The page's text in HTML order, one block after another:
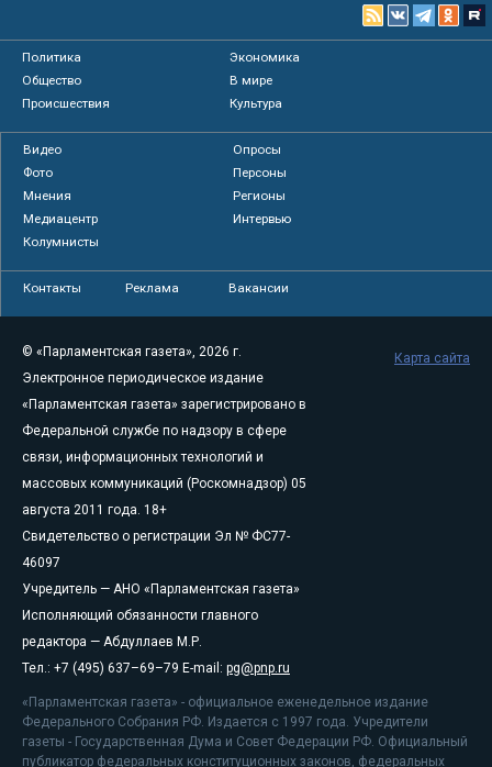
Политика
Экономика
Общество
В мире
Происшествия
Культура
Видео
Опросы
Фото
Персоны
Мнения
Регионы
Медиацентр
Интервью
Колумнисты
Контакты Реклама Вакансии
© «Парламентская газета», 2026 г.
Электронное периодическое издание
«Парламентская газета» зарегистрировано в
Федеральной службе по надзору в сфере
связи, информационных технологий и
массовых коммуникаций (Роскомнадзор) 05
августа 2011 года. 18+
Свидетельство о регистрации Эл № ФС77-
46097
Учредитель — АНО «Парламентская газета»
Исполняющий обязанности главного
редактора — Абдуллаев М.Р.
Тел.: +7 (495) 637–69–79 E-mail: pg@pnp.ru
«Парламентская газета» - официальное еженедельное издание
Федерального Собрания РФ. Издается с 1997 года. Учредители
газеты - Государственная Дума и Совет Федерации РФ. Официальный
публикатор федеральных конституционных законов, федеральных
Карта сайта